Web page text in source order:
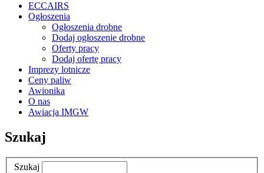
ECCAIRS
Ogłoszenia
Ogłoszenia drobne
Dodaj ogłoszenie drobne
Oferty pracy
Dodaj ofertę pracy
Imprezy lotnicze
Ceny paliw
Awionika
O nas
Awiacja IMGW
Szukaj
Szukaj